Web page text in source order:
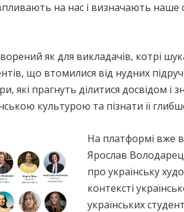
впливають на нас і визначають наше
як для викладачів, котрі
що втомилися від нудних
які прагнуть ділитися досвідом і
культурою та пізнати її
На платформі вже
Ярослав
про українську
контексті
українських